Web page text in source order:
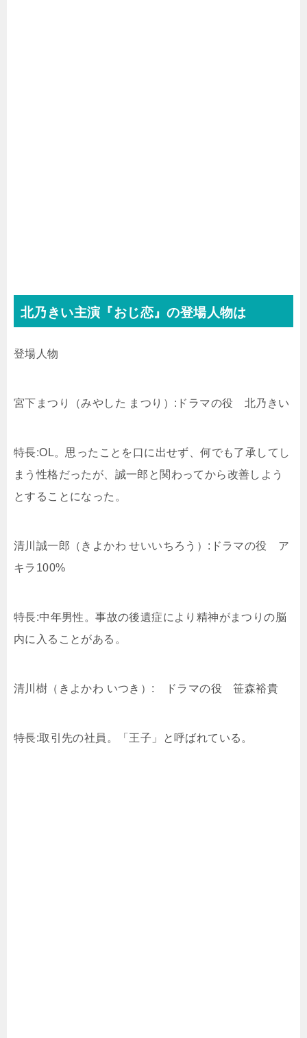
北乃きい主演『おじ恋』の登場人物は
登場人物
宮下まつり（みやした まつり）:ドラマの役 北乃きい
特長:OL。思ったことを口に出せず、何でも了承してし
まう性格だったが、誠一郎と関わってから改善しよう
とすることになった。
清川誠一郎（きよかわ せいいちろう）:ドラマの役 ア
キラ100%
特長:中年男性。事故の後遺症により精神がまつりの脳
内に入ることがある。
清川樹（きよかわ いつき）: ドラマの役 笹森裕貴
特長:取引先の社員。「王子」と呼ばれている。